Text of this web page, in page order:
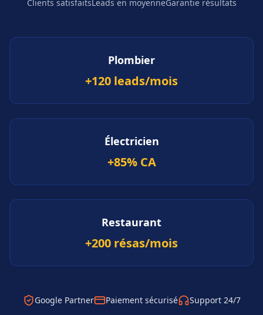
Clients satisfaitsLeads en moyenneGarantie résultats
Plombier
+120 leads/mois
Électricien
+85% CA
Restaurant
+200 résas/mois
Google Partner Paiement sécurisé Support 24/7